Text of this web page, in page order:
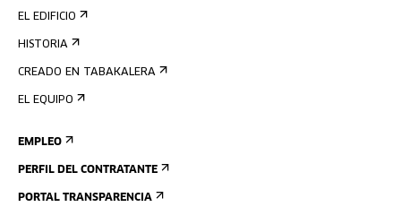
EL EDIFICIO
HISTORIA
CREADO EN TABAKALERA
EL EQUIPO
EMPLEO
PERFIL DEL CONTRATANTE
PORTAL TRANSPARENCIA